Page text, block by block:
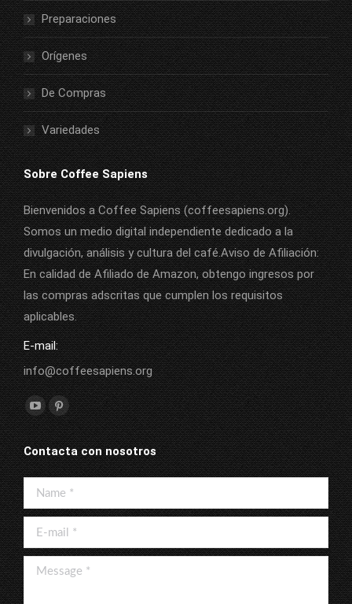
Preparaciones
Orígenes
De Compras
Variedades
Sobre Coffee Sapiens
Bienvenidos a Coffee Sapiens (coffeesapiens.org).
Somos un medio digital independiente dedicado a la
divulgación, análisis y cultura del café.Aviso de Afiliación:
En calidad de Afiliado de Amazon, obtengo ingresos por
las compras adscritas que cumplen los requisitos
aplicables.
E-mail:
info@coffeesapiens.org
Find us on:
YouTube
page
opens
in
new
window
Pinterest
page
opens
in
new
window
Contacta con nosotros
Name *
E-mail *
Message *